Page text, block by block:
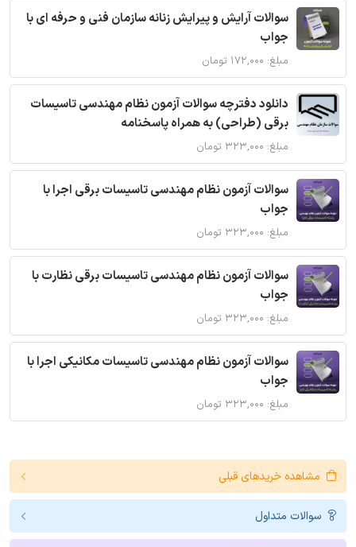
سوالات آرایش و پیرایش زنانه سازمان فنی و حرفه ای با
جواب
مبلغ: ۱۷۲,۰۰۰ تومان
دانلود دفترچه سوالات آزمون نظام مهندسی تاسیسات
برقی (طراحی) به همراه پاسخنامه
مبلغ: ۳۲۳,۰۰۰ تومان
سوالات آزمون نظام مهندسی تاسیسات برقی اجرا با
جواب
مبلغ: ۳۲۳,۰۰۰ تومان
سوالات آزمون نظام مهندسی تاسیسات برقی نظارت با
جواب
مبلغ: ۳۲۳,۰۰۰ تومان
سوالات آزمون نظام مهندسی تاسیسات مکانیکی اجرا با
جواب
مبلغ: ۳۲۳,۰۰۰ تومان
مشاهده خریدهای قبلی
سوالات متداول